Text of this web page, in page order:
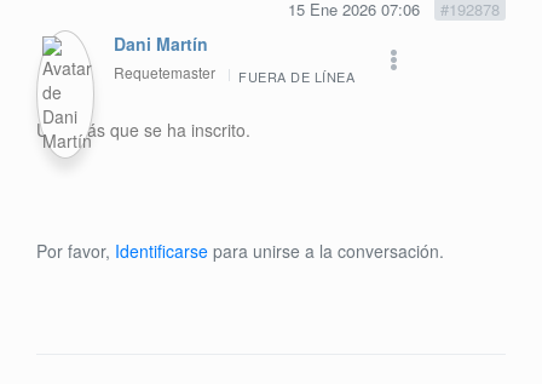
15 Ene 2026 07:06 #192878
Dani Martín
Requetemaster FUERA DE LÍNEA
Uno más que se ha inscrito.
Por favor, Identificarse para unirse a la conversación.